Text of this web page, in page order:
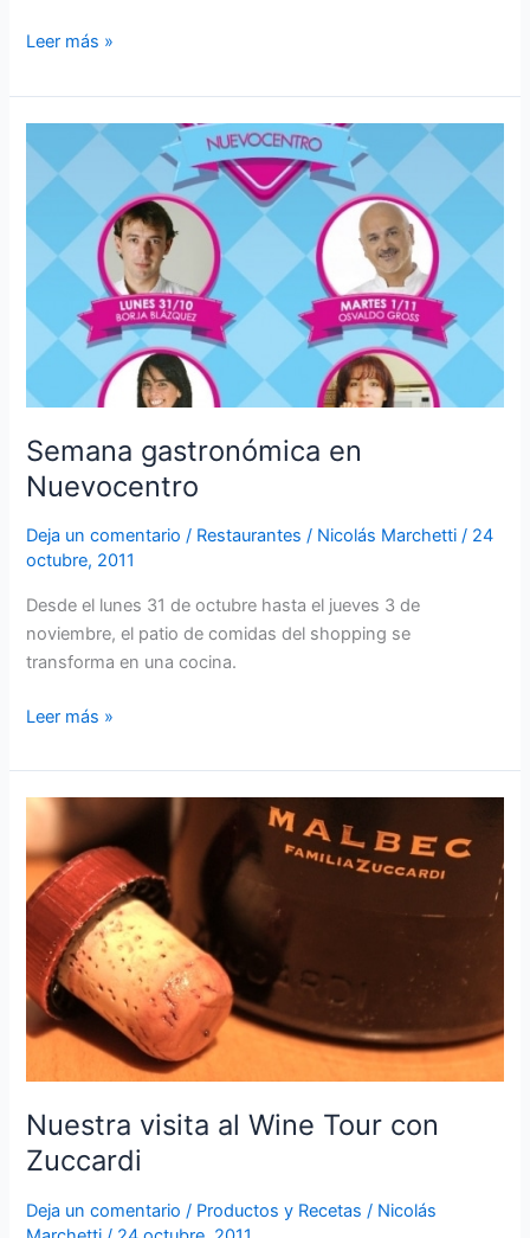
Leer más »
Semana gastronómica en
Nuevocentro
Deja un comentario / Restaurantes / Nicolás Marchetti/ 24
octubre, 2011
Desde el lunes 31 de octubre hasta el jueves 3 de
noviembre, el patio de comidas del shopping se
transforma en una cocina.
Semana
gastronómica
en
Nuevocentro
Leer más »
Nuestra visita al Wine Tour con
Zuccardi
Deja un comentario / Productos y Recetas / Nicolás
Nuestra
visita
al
Wine
Tour
con
Zuccardi